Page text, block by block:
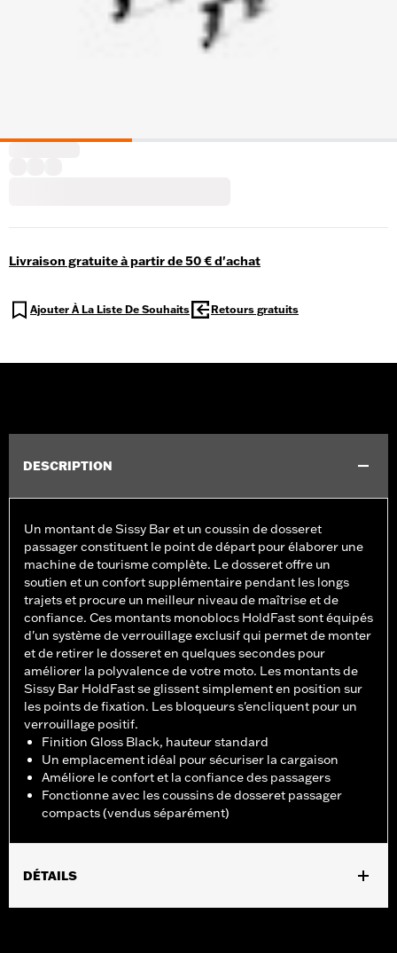
Livraison gratuite à partir de 50 € d'achat
Ajouter À La Liste De Souhaits Retours gratuits
DESCRIPTION
Un montant de Sissy Bar et un coussin de dosseret
passager constituent le point de départ pour élaborer une
machine de tourisme complète. Le dosseret offre un
soutien et un confort supplémentaire pendant les longs
trajets et procure un meilleur niveau de maîtrise et de
confiance. Ces montants monoblocs HoldFast sont équipés
d'un système de verrouillage exclusif qui permet de monter
et de retirer le dosseret en quelques secondes pour
améliorer la polyvalence de votre moto. Les montants de
Sissy Bar HoldFast se glissent simplement en position sur
les points de fixation. Les bloqueurs s'encliquent pour un
verrouillage positif.
Finition Gloss Black, hauteur standard
Un emplacement idéal pour sécuriser la cargaison
Améliore le confort et la confiance des passagers
Fonctionne avec les coussins de dosseret passager
compacts (vendus séparément)
DÉTAILS